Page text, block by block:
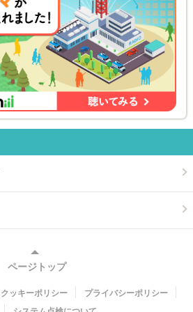
ページトップ
クッキーポリシー
プライバシーポリシー